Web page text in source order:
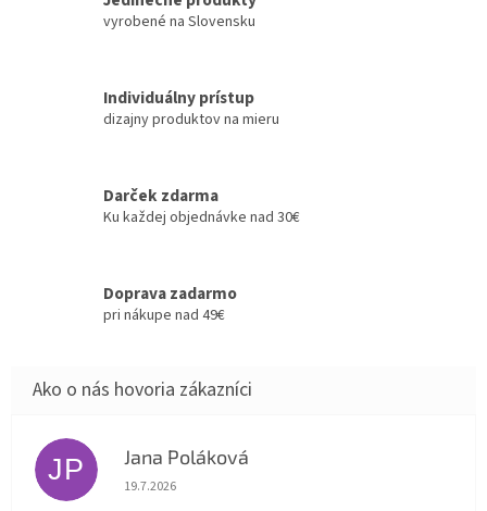
vyrobené na Slovensku
Individuálny prístup
dizajny produktov na mieru
Darček zdarma
Ku každej objednávke nad 30€
Doprava zadarmo
pri nákupe nad 49€
JP Jana Poláková
Hodnotenie obchodu je 5 z 5 hviezdičiek.
19.7.2026